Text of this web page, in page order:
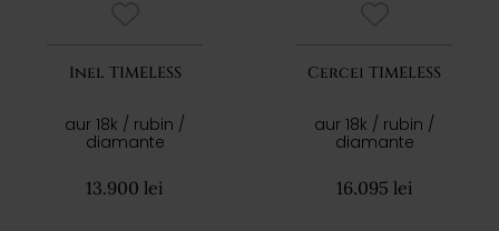
Inel TIMELESS
aur 18k / rubin /
diamante
13.900 lei
Cercei TIMELESS
aur 18k / rubin /
diamante
16.095 lei